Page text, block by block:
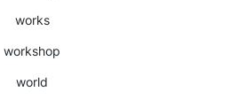
works
workshop
world